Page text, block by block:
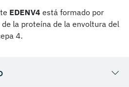
EDENV4 está formado por
la proteína de la envoltura del
4.